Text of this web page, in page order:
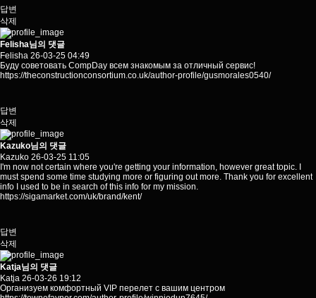
답변
삭제
Felisha님의 댓글
Felisha 26-03-25 04:49
Буду советовать CompDay всем знакомым за отличный сервис!
https://theconstructionconsortium.co.uk/author-profile/gusmorales0540/
답변
삭제
Kazuko님의 댓글
Kazuko 26-03-25 11:05
I'm now not certain where you're getting your information, however great topic. I
must spend some time studying more or figuring out more. Thank you for excellent
info I used to be in search of this info for my mission.
https://sigamarket.com/uk/brand/kent/
답변
삭제
Katja님의 댓글
Katja 26-03-26 19:12
Организуем комфортный VIP перелет с вашим центром